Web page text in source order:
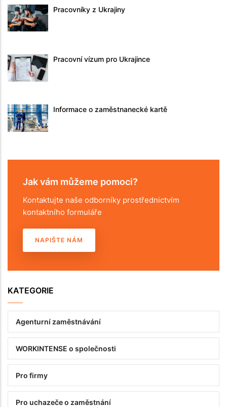
Pracovníky z Ukrajiny
Pracovní vízum pro Ukrajince
Informace o zaměstnanecké kartě
Jak vám můžeme pomoci?
Kontaktujte naše odborníky prostřednictvím
kontaktního formuláře
NAPIŠTE NÁM
KATEGORIE
Agenturní zaměstnávání
WORKINTENSE o společnosti
Pro firmy
Pro uchazeče o zaměstnání